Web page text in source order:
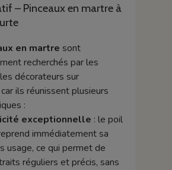
– Pinceaux en martre à
en martre sont
recherchés par les
décorateurs sur
ils réunissent plusieurs
:
exceptionnelle : le poil
immédiatement sa
usage, ce qui permet de
réguliers et précis, sans